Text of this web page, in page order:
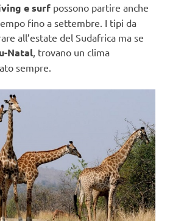
e surf possono partire anche
fino a settembre. I tipi da
all’estate del Sudafrica ma se
Natal , trovano un clima
sempre.